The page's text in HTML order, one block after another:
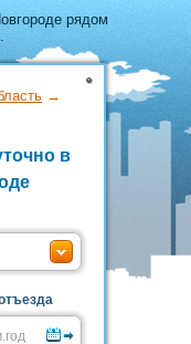
рядом
от
жильё
→
в